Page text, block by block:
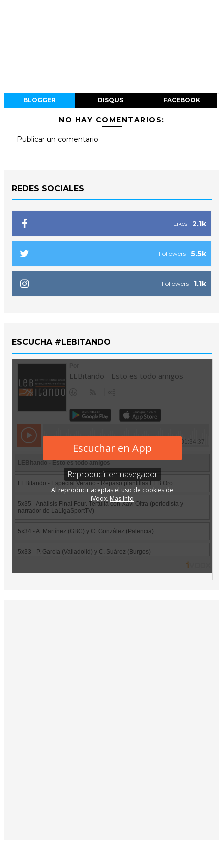
BLOGGER DISQUS FACEBOOK
NO HAY COMENTARIOS:
Publicar un comentario
REDES SOCIALES
2.1k
Likes
5.5k
Followers
1.1k
Followers
ESCUCHA #LEBITANDO